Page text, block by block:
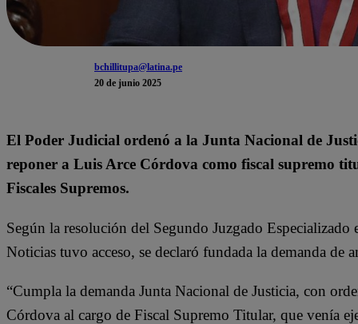
bchillitupa@latina.pe
20 de junio 2025
El Poder Judicial ordenó a la Junta Nacional de
reponer a Luis Arce Córdova como fiscal supremo
Fiscales Supremos.
Según la resolución del Segundo Juzgado
Noticias tuvo acceso, se declaró fundada la demanda de
“Cumpla la demanda Junta Nacional de Justicia, con
Córdova al cargo de Fiscal Supremo Titular, que venía